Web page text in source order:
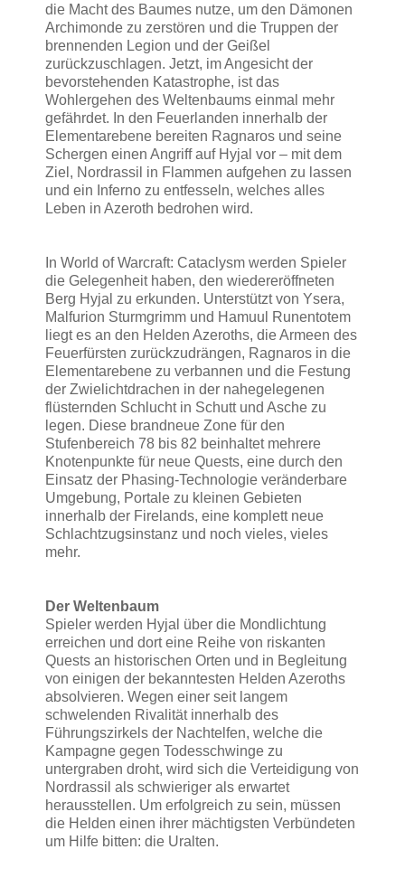
die Macht des Baumes nutze, um den Dämonen
Archimonde zu zerstören und die Truppen der
brennenden Legion und der Geißel
zurückzuschlagen. Jetzt, im Angesicht der
bevorstehenden Katastrophe, ist das
Wohlergehen des Weltenbaums einmal mehr
gefährdet. In den Feuerlanden innerhalb der
Elementarebene bereiten Ragnaros und seine
Schergen einen Angriff auf Hyjal vor – mit dem
Ziel, Nordrassil in Flammen aufgehen zu lassen
und ein Inferno zu entfesseln, welches alles
Leben in Azeroth bedrohen wird.
In World of Warcraft: Cataclysm werden Spieler
die Gelegenheit haben, den wiedereröffneten
Berg Hyjal zu erkunden. Unterstützt von Ysera,
Malfurion Sturmgrimm und Hamuul Runentotem
liegt es an den Helden Azeroths, die Armeen des
Feuerfürsten zurückzudrängen, Ragnaros in die
Elementarebene zu verbannen und die Festung
der Zwielichtdrachen in der nahegelegenen
flüsternden Schlucht in Schutt und Asche zu
legen. Diese brandneue Zone für den
Stufenbereich 78 bis 82 beinhaltet mehrere
Knotenpunkte für neue Quests, eine durch den
Einsatz der Phasing-Technologie veränderbare
Umgebung, Portale zu kleinen Gebieten
innerhalb der Firelands, eine komplett neue
Schlachtzugsinstanz und noch vieles, vieles
mehr.
Der Weltenbaum
Spieler werden Hyjal über die Mondlichtung
erreichen und dort eine Reihe von riskanten
Quests an historischen Orten und in Begleitung
von einigen der bekanntesten Helden Azeroths
absolvieren. Wegen einer seit langem
schwelenden Rivalität innerhalb des
Führungszirkels der Nachtelfen, welche die
Kampagne gegen Todesschwinge zu
untergraben droht, wird sich die Verteidigung von
Nordrassil als schwieriger als erwartet
herausstellen. Um erfolgreich zu sein, müssen
die Helden einen ihrer mächtigsten Verbündeten
um Hilfe bitten: die Uralten.